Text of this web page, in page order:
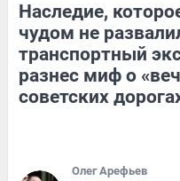
Наследие,
чудом не
транспортный
разнес миф о
советских
Олег Арефьев